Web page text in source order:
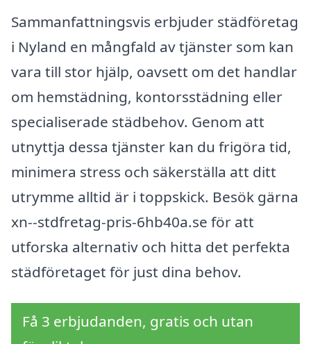
Sammanfattningsvis erbjuder städföretag
i Nyland en mångfald av tjänster som kan
vara till stor hjälp, oavsett om det handlar
om hemstädning, kontorsstädning eller
specialiserade städbehov. Genom att
utnyttja dessa tjänster kan du frigöra tid,
minimera stress och säkerställa att ditt
utrymme alltid är i toppskick. Besök gärna
xn--stdfretag-pris-6hb40a.se för att
utforska alternativ och hitta det perfekta
städföretaget för just dina behov.
Få 3 erbjudanden, gratis och utan